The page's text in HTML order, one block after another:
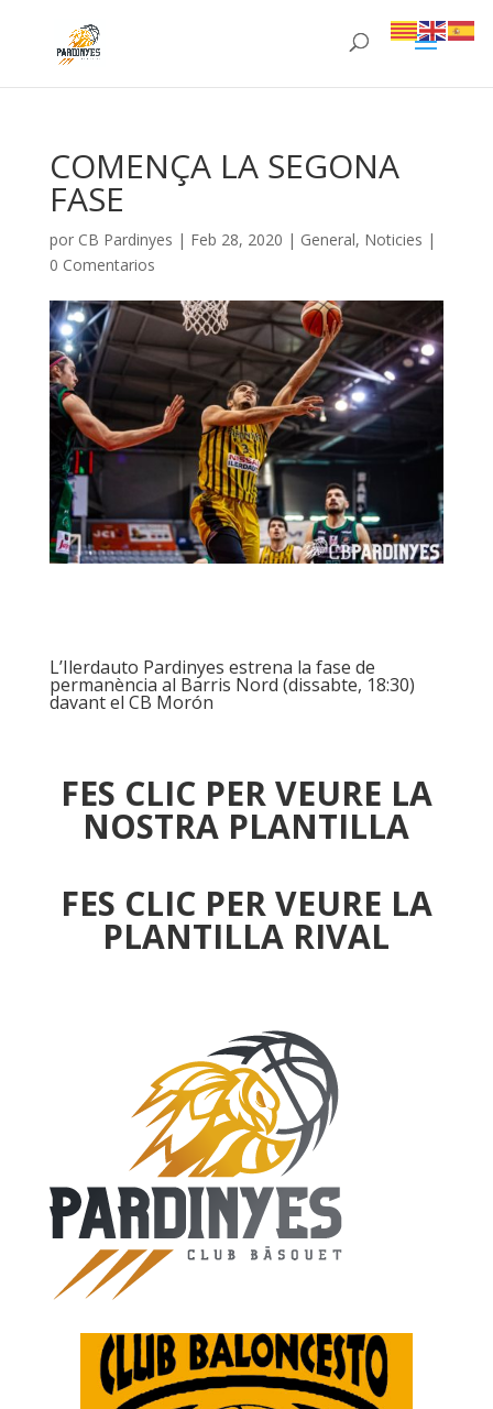
COMENÇA LA SEGONA
FASE
por CB Pardinyes | Feb 28, 2020 | General, Noticies |
0 Comentarios
L’Ilerdauto Pardinyes estrena la fase de
permanència al Barris Nord (dissabte, 18:30)
davant el CB Morón
FES CLIC PER VEURE LA
NOSTRA PLANTILLA
FES CLIC PER VEURE LA
PLANTILLA RIVAL